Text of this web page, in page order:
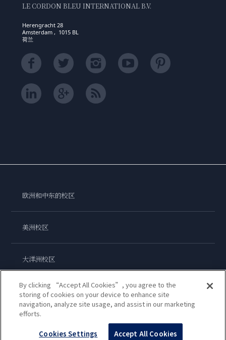
LE CORDON BLEU INTERNATIONAL B.V.
Herengracht 28
Amsterdam , 1015 BL
荷兰
欧洲和中东的校区
美洲校区
大洋洲校区
亚洲校区
By clicking “Accept All Cookies”, you agree to the
storing of cookies on your device to enhance site
navigation, analyze site usage, and assist in our marketing
efforts.
Cookies Settings Accept All Cookies